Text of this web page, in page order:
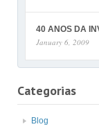
40 ANOS DA
January 6, 2009
Categorias
Blog